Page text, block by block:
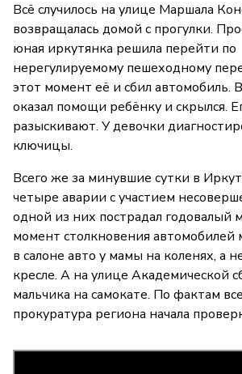
Всё случилось на улице Маршала
возвращалась домой с прогулки.
юная иркутянка решила перейти по
нерегулируемому пешеходному
этот момент её и сбил автомобиль.
оказал помощи ребёнку и скрылся.
разыскивают. У девочки
ключицы.
Всего же за минувшие сутки в
четыре аварии с участием
одной из них пострадал годовалый
момент столкновения автомобилей
в салоне авто у мамы на коленях, а
кресле. А на улице Академической
мальчика на самокате. По фактам
прокуратура региона начала